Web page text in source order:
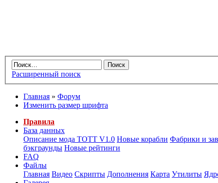
Расширенный поиск
Главная » Форум
Изменить размер шрифта
Правила
База данных
Описание мода ТОТТ V1.0 Новые корабли Фабрики и
бэкграунды Новые рейтинги
FAQ
Файлы
Главная Видео Скрипты Дополнения Карта Утилиты